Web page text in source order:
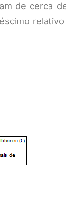
de cerca